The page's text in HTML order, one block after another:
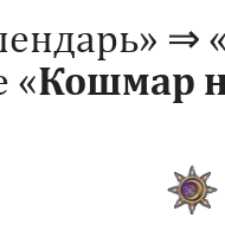
⇒
«Кошмар